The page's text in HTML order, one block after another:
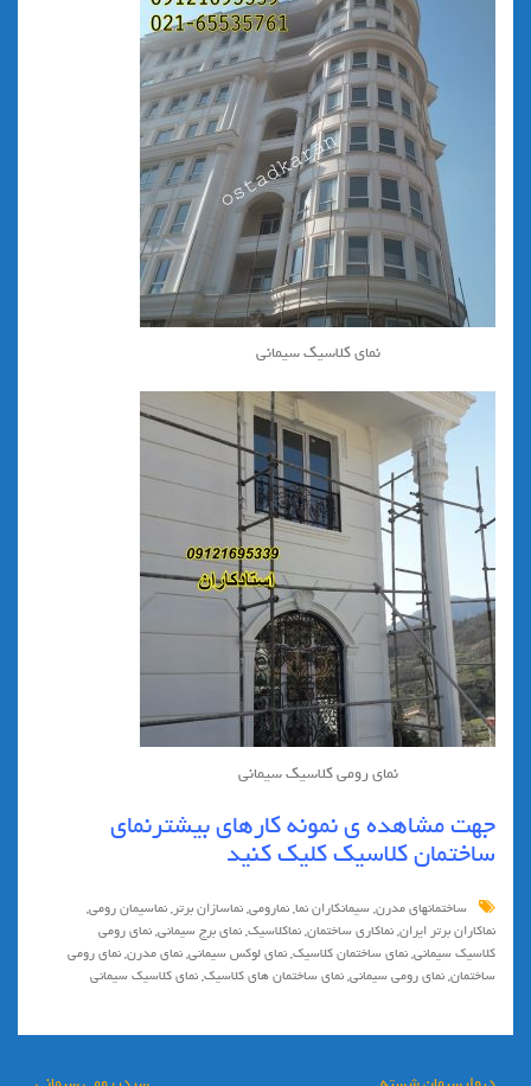
نمای کلاسیک سیمانی
نماي رومي كلاسيك سيماني
جهت مشاهده ي نمونه كارهاي بيشترنماي
ساختمان كلاسيككليككنيد
ساختمانهای مدرن, سيمانكاران نما,نمارومی,نماسازان برتر,نماسیمان رومی,
نماكاران برتر ايران,نماكاري ساختمان,نماكلاسيك,نماي برج سيماني,نماي رومي
كلاسيك سيماني,نماي ساختمان كلاسيك,نماي لوكس سيماني,نماي مدرن,نمای رومی
ساختمان,نمای رومی سیمانی,نمای ساختمان های کلاسیک,نمای کلاسیک سیمانی